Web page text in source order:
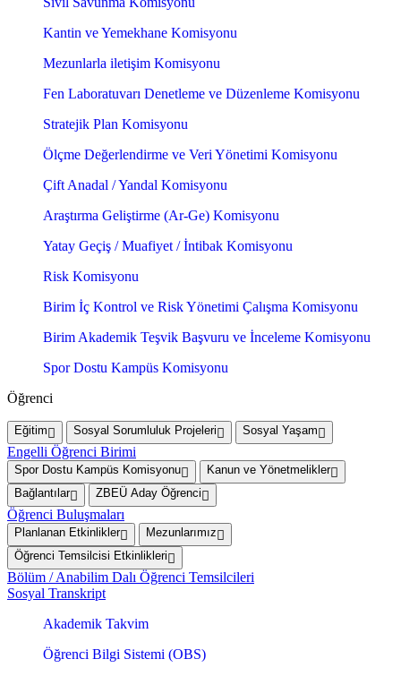
Kantin ve Yemekhane Komisyonu
Mezunlarla iletişim Komisyonu
Fen Laboratuvarı Denetleme ve Düzenleme Komisyonu
Stratejik Plan Komisyonu
Ölçme Değerlendirme ve Veri Yönetimi Komisyonu
Çift Anadal / Yandal Komisyonu
Araştırma Geliştirme (Ar-Ge) Komisyonu
Yatay Geçiş / Muafiyet / İntibak Komisyonu
Risk Komisyonu
Birim İç Kontrol ve Risk Yönetimi Çalışma Komisyonu
Birim Akademik Teşvik Başvuru ve İnceleme Komisyonu
Spor Dostu Kampüs Komisyonu
Öğrenci
Eğitim Sosyal Sorumluluk Projeleri Sosyal Yaşam
Engelli Öğrenci Birimi
Spor Dostu Kampüs Komisyonu
Kanun ve Yönetmelikler
Bağlantılar
ZBEÜ Aday Öğrenci
Öğrenci Buluşmaları
Planlanan Etkinlikler
Mezunlarımız
Öğrenci Temsilcisi Etkinlikleri
Bölüm / Anabilim Dalı Öğrenci Temsilcileri
Sosyal Transkript
Akademik Takvim
Öğrenci Bilgi Sistemi (OBS)